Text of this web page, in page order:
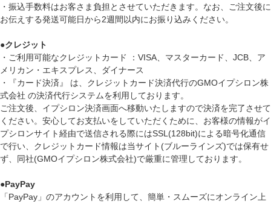
・振込手数料はお客さま負担とさせていただきます。なお、ご注文後に
お伝えする発送可能日から2週間以内にお振り込みください。
●クレジット
・ご利用可能なクレジットカード ：VISA、マスターカード、JCB、ア
メリカン・エキスプレス、ダイナース
・『カード決済』 は、クレジットカード決済代行のGMOイプシロン株
式会社 の決済代行システムを利用しております。
ご注文後、イプシロン決済画面へ移動いたしますので決済を完了させて
ください。安心してお支払いをしていただくために、お客様の情報がイ
プシロンサイト経由で送信される際にはSSL(128bit)による暗号化通信
で行い、クレジットカード情報は当サイト(ブルーラインズ)では保有せ
ず、同社(GMOイプシロン株式会社)で厳重に管理しております。
●PayPay
「PayPay」のアカウントを利用して、簡単・スムーズにオンライン上